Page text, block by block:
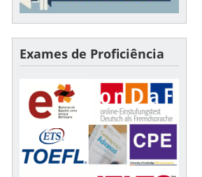
Exames de Proficiência